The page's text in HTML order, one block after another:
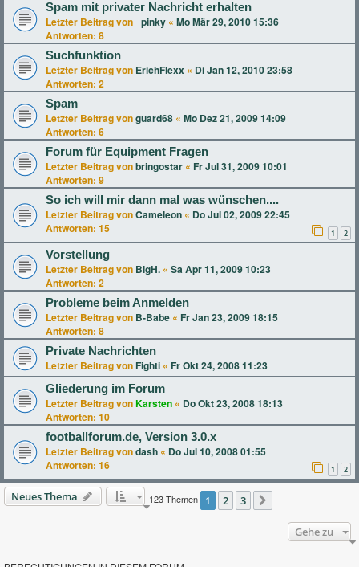
Spam mit privater Nachricht erhalten
Letzter Beitrag von _pinky « Mo Mär 29, 2010 15:36
Antworten: 8
Suchfunktion
Letzter Beitrag von ErichFlexx « Di Jan 12, 2010 23:58
Antworten: 2
Spam
Letzter Beitrag vonguard68 « Mo Dez 21, 2009 14:09
Antworten: 6
Forum für Equipment Fragen
Letzter Beitrag vonbringostar « Fr Jul 31, 2009 10:01
Antworten: 9
So ich will mir dann mal was wünschen....
Letzter Beitrag vonCameleon « Do Jul 02, 2009 22:45
Antworten: 15 1 2
Vorstellung
Letzter Beitrag von BigH. « Sa Apr 11, 2009 10:23
Antworten: 2
Probleme beim Anmelden
Letzter Beitrag von B-Babe « Fr Jan 23, 2009 18:15
Antworten: 8
Private Nachrichten
Letzter Beitrag von Fighti « Fr Okt 24, 2008 11:23
Gliederung im Forum
Letzter Beitrag vonKarsten « Do Okt 23, 2008 18:13
Antworten: 10
footballforum.de, Version 3.0.x
Letzter Beitrag vondash « Do Jul 10, 2008 01:55
Antworten: 16 1 2
Neues Thema 123 Themen 1 2 3
Gehe zu